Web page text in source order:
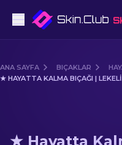
Orta seviye
ANA SAYFA BIÇAKLAR
★ HAYATTA KALMA BIÇAĞI | LEKELI
★ Hayatta